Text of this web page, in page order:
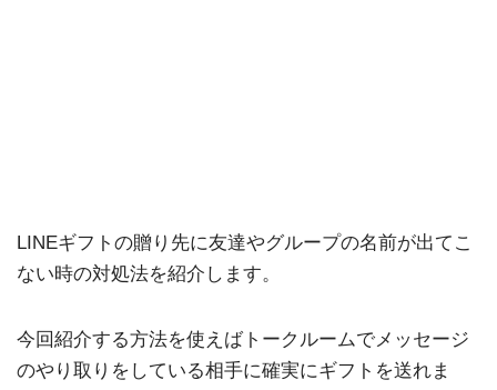
LINEギフトの贈り先に友達やグループの名前が出てこ
ない時の対処法を紹介します。
今回紹介する方法を使えばトークルームでメッセージ
のやり取りをしている相手に確実にギフトを送れま